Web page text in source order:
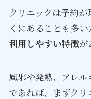
クリニックは予約
くにあることも多い
利用しやすい特徴が
風邪や発熱、アレ
であれば、まずク